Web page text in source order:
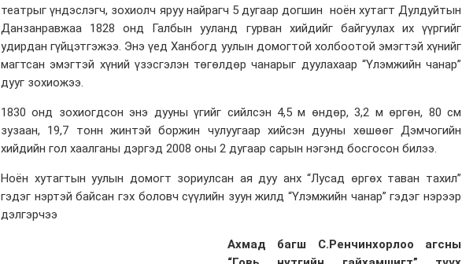
театрыг үндэслэгч, зохиолч яруу найрагч 5 дугаар догшин ноён хутагт Дулдуйтын
Данзанравжаа 1828 онд Галбын ууланд гурван хийдийг байгуулах их үүргийг
удирдан гүйцэтгэжээ. Энэ үед Ханбогд уулын домогтой холбоотой эмэгтэй хүнийг
магтсан эмэгтэй хүний үзэсгэлэн төгөлдөр чанарыг дуулахаар “Үлэмжийн чанар”
дууг зохиожээ.
1830 онд зохиогдсон энэ дууны үгийг сийлсэн 4,5 м өндөр, 3,2 м өргөн, 80 см
зузаан, 19,7 тонн жинтэй боржин чулуугаар хийсэн дууны хөшөөг Дэмчогийн
хийдийн гол хаалганы дэргэд 2008 оны 2 дугаар сарын нэгэнд босгосон билээ.
Ноён хутагтын уулын домогт зориулсан ая дуу анх “Лусад өргөх таван тахил”
гэдэг нэртэй байсан гэх боловч сүүлийн зуун жилд “Үлэмжийн чанар” гэдэг нэрээр
дэлгэрчээ
Ахмад багш С.Ренчинхорлоо агсны